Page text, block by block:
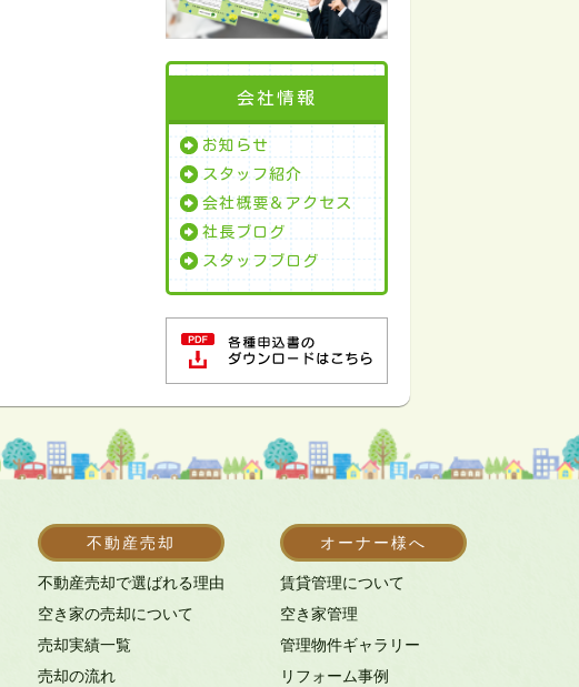
会社情報
お知らせ
スタッフ紹介
会社概要＆アクセス
社長ブログ
スタッフブログ
不動産売却
不動産売却で選ばれる理由
空き家の売却について
売却実績一覧
売却の流れ
オーナー様へ
賃貸管理について
空き家管理
管理物件ギャラリー
リフォーム事例